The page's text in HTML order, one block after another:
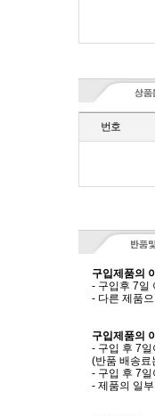
번호
구입제품의
- 구입후 7일
- 다른 제품
구입제품의
- 구입 후 7
(반품 배송료
- 구입 후 7
- 제품의 일